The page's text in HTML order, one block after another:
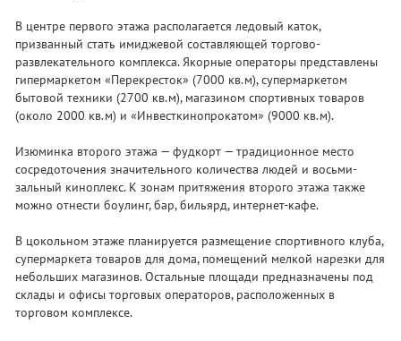
В центре первого этажа располагается ледовый каток,
призванный стать имиджевой составляющей торгово-
развлекательного комплекса. Якорные операторы представлены
гипермаркетом «Перекресток» (7000 кв.м), супермаркетом
бытовой техники (2700 кв.м), магазином спортивных товаров
(около 2000 кв.м) и «Инвесткинопрокатом» (9000 кв.м).
Изюминка второго этажа — фудкорт — традиционное место
сосредоточения значительного количества людей и восьми-
зальный киноплекс. К зонам притяжения второго этажа также
можно отнести боулинг, бар, бильярд, интернет-кафе.
В цокольном этаже планируется размещение спортивного клуба,
супермаркета товаров для дома, помещений мелкой нарезки для
небольших магазинов. Остальные площади предназначены под
склады и офисы торговых операторов, расположенных в
торговом комплексе.